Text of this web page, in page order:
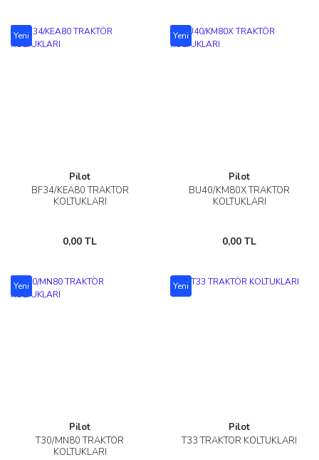
Yeni
Pilot
BF34/KEA80 TRAKTÖR
KOLTUKLARI
0,00 TL
Yeni
Pilot
BU40/KM80X TRAKTÖR
KOLTUKLARI
0,00 TL
Yeni
Pilot
T30/MN80 TRAKTÖR
KOLTUKLARI
Yeni
Pilot
T33 TRAKTÖR KOLTUKLARI